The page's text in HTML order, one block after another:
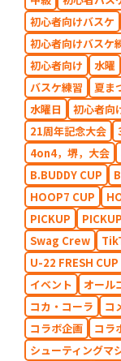
初心者向けバスケ
初心者向けバスケ
初心者向け
水曜
バスケ練習
夏ま
水曜日
初心者向
21周年記念大会
4on4，堺，大会
B.BUDDY CUP
HOOP7 CUP
PICKUP
Swag Crew
U-22 FRESH CUP
イベント
オール
コカ・コーラ
コ
コラボ企画
コラ
シューティングマ